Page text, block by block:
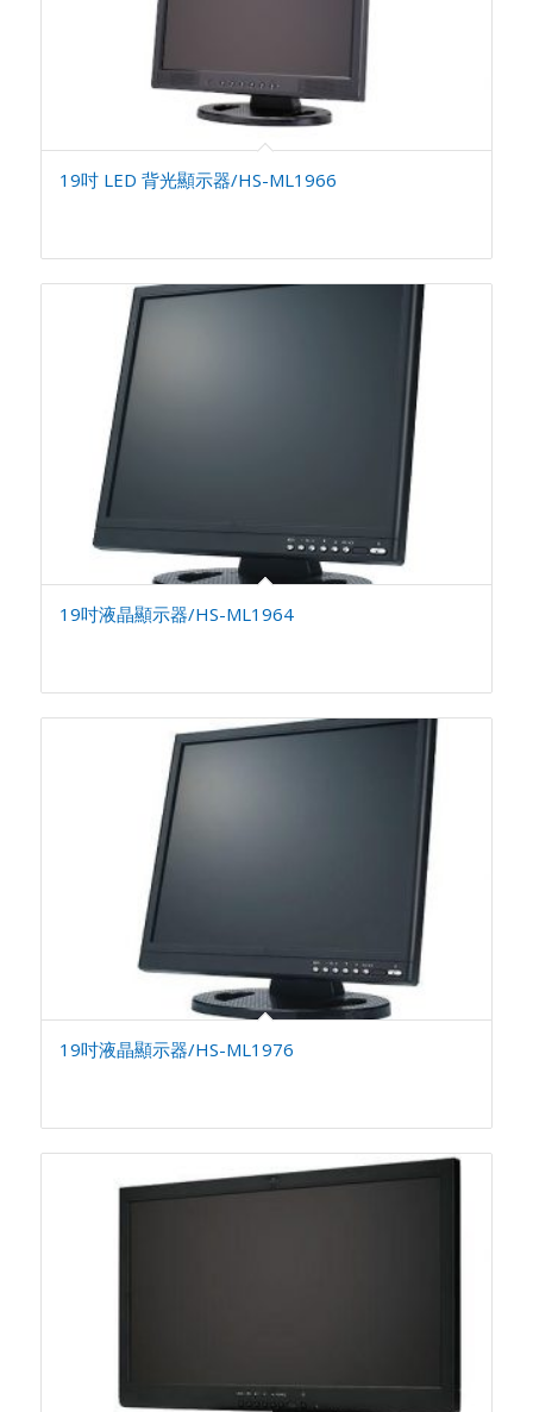
19吋 LED 背光顯示器/HS-ML1966
19吋液晶顯示器/HS-ML1964
19吋液晶顯示器/HS-ML1976